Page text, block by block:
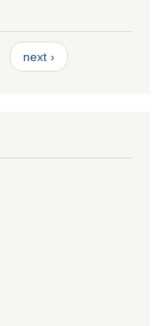
next ›